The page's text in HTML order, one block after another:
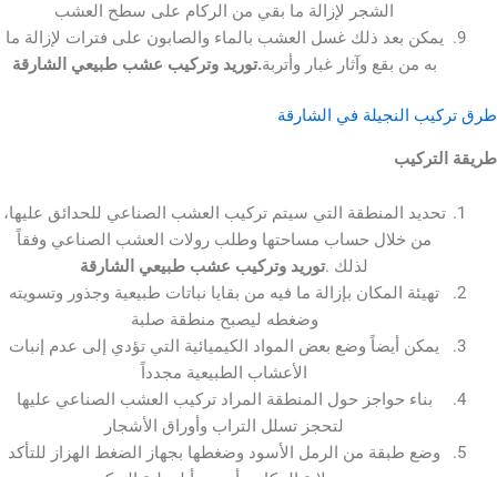
الشجر لإزالة ما بقي من الركام على سطح العشب
بعد ذلك غسل العشب بالماء والصابون على فترات لإزالة ما
من بقع وآثار غبار وأتربة.توريد وتركيب عشب طبيعي الشارقة
النجيلة في الشارقة
المنطقة التي سيتم تركيب العشب الصناعي للحدائق عليها،
من خلال حساب مساحتها وطلب رولات العشب الصناعي وفقاً
توريد وتركيب عشب طبيعي الشارقة
المكان بإزالة ما فيه من بقايا نباتات طبيعية وجذور وتسويته
وضغطه ليصبح منطقة صلبة
أيضاً وضع بعض المواد الكيميائية التي تؤدي إلى عدم إنبات
الأعشاب الطبيعية مجدداً
بناء حواجز حول المنطقة المراد تركيب العشب الصناعي عليها
لتحجز تسلل التراب وأوراق الأشجار
طبقة من الرمل الأسود وضغطها بجهاز الضغط الهزاز للتأكد